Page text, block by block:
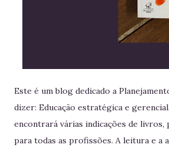
Este é um blog dedicado a
dizer: Educação estratégica e
encontrará várias indicações de livros,
para todas as profissões. A leitura e a